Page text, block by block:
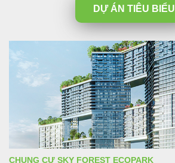
DỰ ÁN TIÊU BIỂU
CHUNG CƯ SKY FOREST ECOPARK